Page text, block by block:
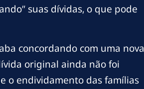
suas dívidas, o que pode
concordando com uma nova
original ainda não foi
o endividamento das famílias